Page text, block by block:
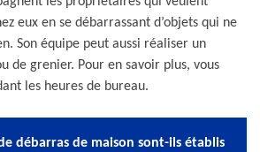
eux en se débarrassant d’objets qui ne
Son équipe peut aussi réaliser un
de grenier. Pour en savoir plus, vous
les heures de bureau.
débarras de maison sont-ils établis